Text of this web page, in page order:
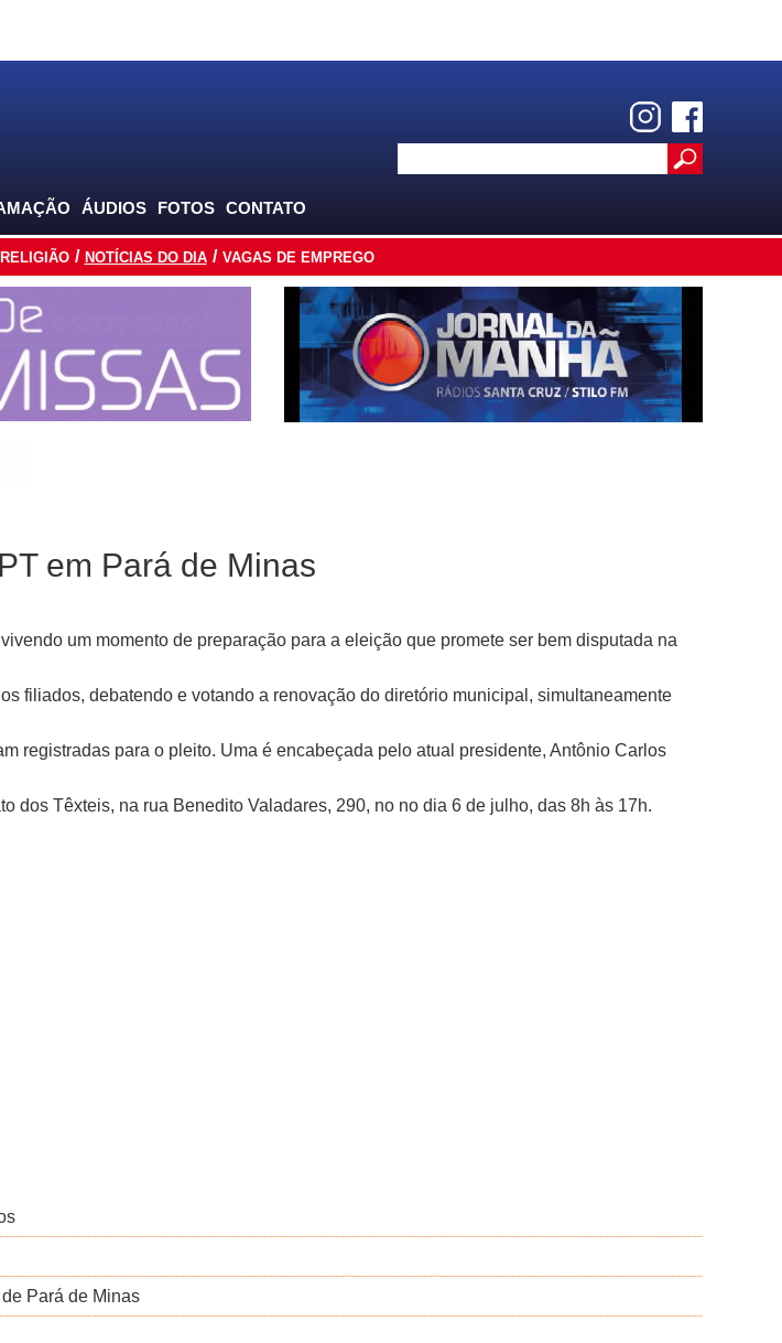
ÁUDIOS FOTOS CONTATO
RELIGIÃO NOTÍCIAS DO DIA VAGAS DE EMPREGO
em Pará de Minas
um momento de preparação para a eleição que promete ser bem disputada na
filiados, debatendo e votando a renovação do diretório municipal, simultaneamente
registradas para o pleito. Uma é encabeçada pelo atual presidente, Antônio Carlos
Têxteis, na rua Benedito Valadares, 290, no no dia 6 de julho, das 8h às 17h.
Pará de Minas